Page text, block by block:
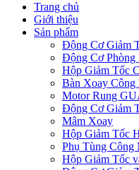
Trang chủ
Giới thiệu
Sản phẩm
Động Cơ Giảm
Động Cơ Phòng
Hộp Giảm Tốc
Bàn Xoay Công
Motor Rung
Động Cơ Giảm
Mâm Xoay
Hộp Giảm Tốc
Phụ Tùng Công
Hộp Giảm Tốc